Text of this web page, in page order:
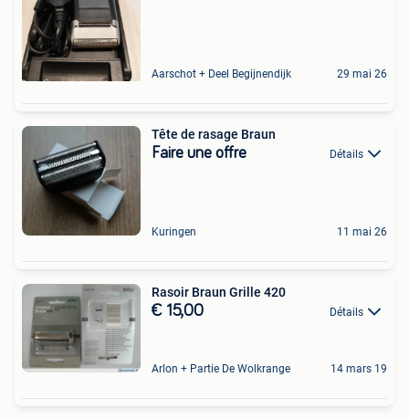
Aarschot + Deel Begijnendijk 29 mai 26
Tête de rasage Braun
Faire une offre Détails
Kuringen 11 mai 26
Rasoir Braun Grille 420
€ 15,00 Détails
Arlon + Partie De Wolkrange 14 mars 19